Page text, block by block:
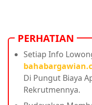
PERHATIAN
Setiap Info
Di Pungut Biaya
Rekrutmennya.